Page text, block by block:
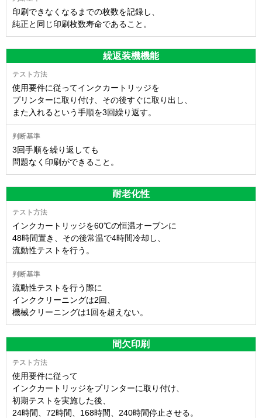
印刷できなくなるまでの枚数を記録し、
純正と同じ印刷枚数寿命であること。
繰返装機機能
使用要件に従ってインクカートリッジを
プリンターに取り付け、その後すぐに取り出し、
また入れるという手順を3回繰り返す。
3回手順を繰り返しても
問題なく印刷ができること。
耐老化性
インクカートリッジを60℃の恒温オーブンに
48時間置き、その後常温で4時間冷却し、
流動性テストを行う。
流動性テストを行う際に
インククリーニングは2回、
機械クリーニングは1回を超えない。
間欠印刷
使用要件に従って
インクカートリッジをプリンターに取り付け、
初期テストを実施した後、
24時間、72時間、168時間、240時間停止させる。